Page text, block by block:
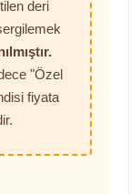
deri
"Özel
fiyata